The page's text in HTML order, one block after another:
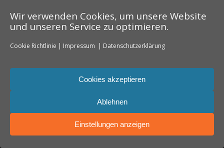
Wir verwenden Cookies, um unsere Website
und unseren Service zu optimieren.
Cookie Richtlinie | Impressum | Datenschutzerklärung
Cookies akzeptieren
Ablehnen
Einstellungen anzeigen
Zum Seitenanfang
Mobil Desktop